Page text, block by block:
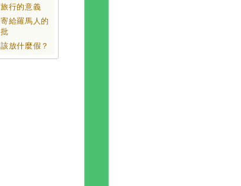
旅行的意義
寄給羅馬人的
批
該放什麼假？